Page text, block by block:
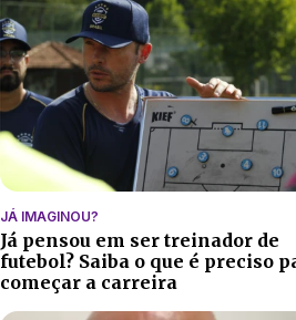
JÁ IMAGINOU?
Já pensou em ser treinador de
futebol? Saiba o que é preciso
começar a carreira